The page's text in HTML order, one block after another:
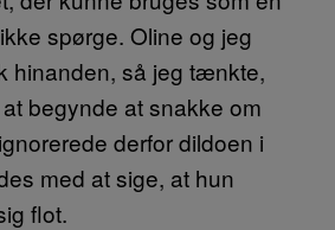
spørge. Oline og jeg
hinanden, så jeg tænkte,
begynde at snakke om
derfor dildoen i
med at sige, at hun
flot.